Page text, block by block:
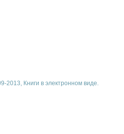
2013, Книги в электронном виде.